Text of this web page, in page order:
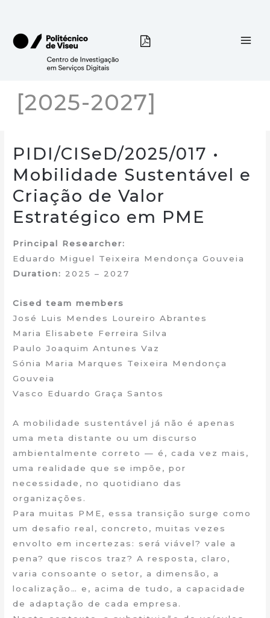
content
[2025-2027]
PIDI/CISeD/2025/017 •
Mobilidade Sustentável e
Criação de Valor
Estratégico em PME
Principal Researcher:
Eduardo Miguel Teixeira Mendonça Gouveia
Duration: 2025 – 2027
Cised team members
José Luis Mendes Loureiro Abrantes
Maria Elisabete Ferreira Silva
Paulo Joaquim Antunes Vaz
Sónia Maria Marques Teixeira Mendonça
Gouveia
Vasco Eduardo Graça Santos
A mobilidade sustentável já não é apenas
uma meta distante ou um discurso
ambientalmente correto — é, cada vez mais,
uma realidade que se impõe, por
necessidade, no quotidiano das
organizações.
Para muitas PME, essa transição surge como
um desafio real, concreto, muitas vezes
envolto em incertezas: será viável? vale a
pena? que riscos traz? A resposta, claro,
varia consoante o setor, a dimensão, a
localização… e, acima de tudo, a capacidade
de adaptação de cada empresa.